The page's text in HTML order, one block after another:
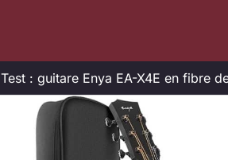
Test : guitare Enya EA-X4E en fibre